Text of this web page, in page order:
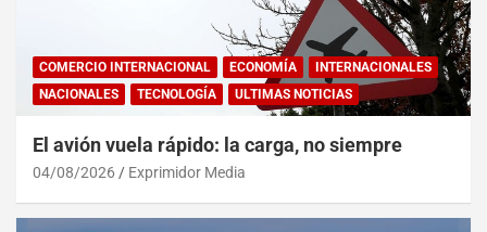
COMERCIO INTERNACIONAL ECONOMÍA
INTERNACIONALES
NACIONALES
TECNOLOGÍA ULTIMAS NOTICIAS
El avión vuela rápido: la carga, no siempre
04/08/2026 Exprimidor Media